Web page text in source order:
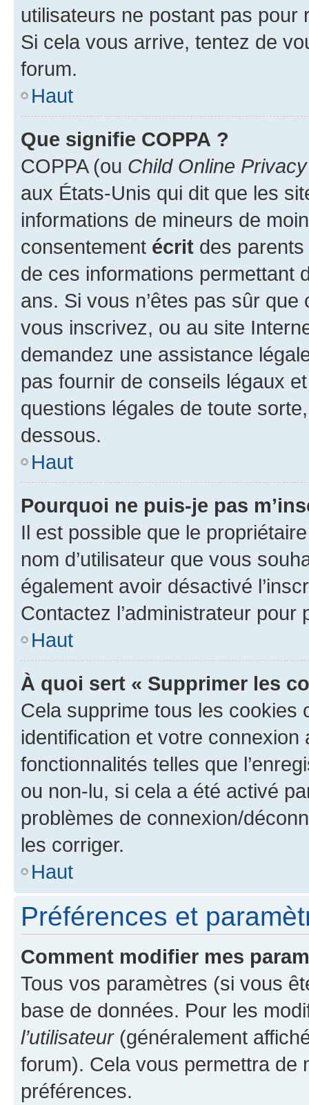
utilisateurs ne postant pas pour
Si cela vous arrive, tentez de
forum.
Haut
Que signifie COPPA ?
COPPA (ou Child Online
aux États-Unis qui dit que les
informations de mineurs de
consentement écrit des parents
de ces informations permettant
ans. Si vous n’êtes pas sûr
vous inscrivez, ou au site
demandez une assistance
pas fournir de conseils légaux
questions légales de toute
dessous.
Haut
Pourquoi ne puis-je pas
Il est possible que le
nom d’utilisateur que vous
également avoir désactivé
Contactez l’administrateur
Haut
À quoi sert « Supprimer les
Cela supprime tous les cookies
identification et votre
fonctionnalités telles que
ou non-lu, si cela a été activé
problèmes de connexion/
les corriger.
Haut
Préférences et
Comment modifier mes
Tous vos paramètres (si vous
base de données. Pour les
l’utilisateur(généralement
forum). Cela vous permettra de
préférences.